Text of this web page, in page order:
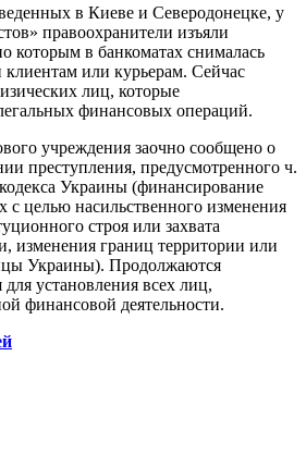
в Киеве и Северодонецке, у
правоохранители изъяли
которым в банкоматах снималась
клиентам или курьерам. Сейчас
лиц, которые
финансовых операций.
учреждения заочно сообщено о
преступления, предусмотренного ч.
Украины (финансирование
с целью насильственного изменения
строя или захвата
изменения границ территории или
Украины). Продолжаются
установления всех лиц,
финансовой деятельности.